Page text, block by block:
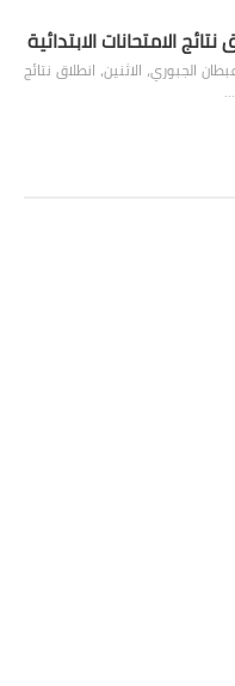
الامتحانات الابتدائية
الجبوري، الاثنين، انطلاق نتائج